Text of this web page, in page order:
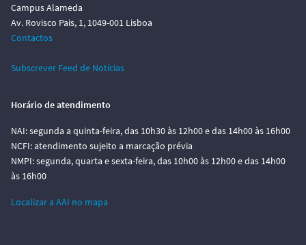
Campus Alameda
Av. Rovisco Pais, 1, 1049-001 Lisboa
Contactos
Subscrever Feed de Notícias
Horário de atendimento
NAI: segunda a quinta-feira, das 10h30 às 12h00 e das 14h00 às 16h00
NCFI: atendimento sujeito a marcação prévia
NMPI: segunda, quarta e sexta-feira, das 10h00 às 12h00 e das 14h00
às 16h00
Localizar a AAI no mapa